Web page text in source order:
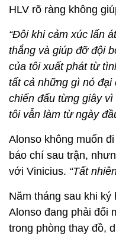
HLV rõ ràng không
“Đôi khi cảm xúc lấn
thắng và giúp đỡ đội
của tôi xuất phát từ
tất cả những gì nó đại
chiến đấu từng giây
tôi vẫn làm từ ngày
Alonso không muốn
báo chí sau trận,
với Vinicius. “Tất
Năm tháng sau khi
Alonso đang phải đối
trong phòng thay đồ,